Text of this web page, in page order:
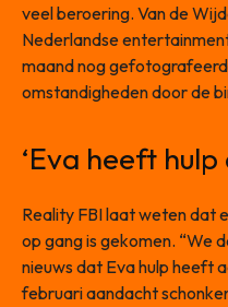
veel beroering. Van de
Nederlandse
maand nog
omstandigheden door de
‘Eva heeft
Reality FBI laat weten dat
op gang is gekomen. “We
nieuws dat Eva hulp heeft
februari aandacht